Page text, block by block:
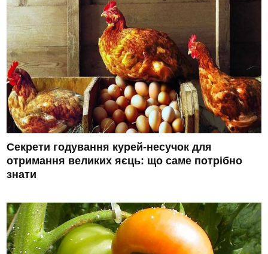
Секрети годування курей-несучок для
отримання великих яєць: що саме потрібно
знати